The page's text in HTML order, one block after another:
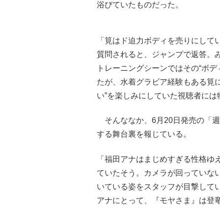
浴びていたものだった。
「筧はド迫力ボディを売りにし
質問されると、ジャンプで返答。
トレーニングシーンではその“ボ
たが、水着グラビア経験もある筧
い”を楽しみにしていた視聴者に
そんななか、6月20日発売の「
する舞台裏を報じている。
「福田アナはまじめすぎる性格
ていたそう。カメラが回っていな
いている姿をスタッフが目撃して
アナにとって、『モヤさま』は登